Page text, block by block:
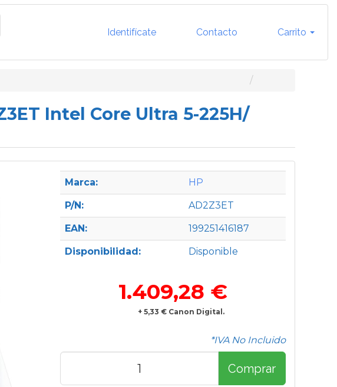
Identifícate Contacto Carrito
Intel Core Ultra 5-225H/
Marca: HP
P/N: AD2Z3ET
EAN: 199251416187
Disponibilidad: Disponible
1.409,28 €
+ 5,33 € Canon Digital.
*IVA No Incluido
Comprar